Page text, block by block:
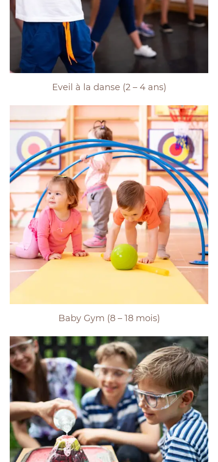
Eveil à la danse (2 – 4 ans)
Baby Gym (8 – 18 mois)